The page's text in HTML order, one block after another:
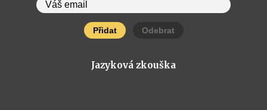
Přidat Odebrat
Jazyková zkouška